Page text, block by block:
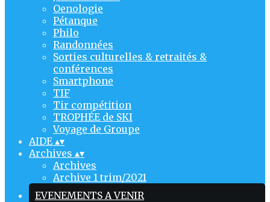
Oenologie
Pétanque
Philo
Randonnées
Sorties culturelles & retraités &
conférences
Smartphone
TIF
Tir compétition
TROPHÉE de SKI
Voyage de Groupe
AIDE ▴▾
Archives ▴▾
Archives
Archive 1 trim/2021
EVENEMENTS A VENIR